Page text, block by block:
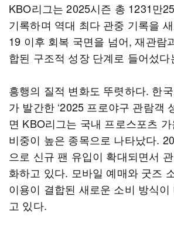
KBO리그는 2025시즌 총 1231만
기록하며 역대 최다 관중 기록을
19 이후 회복 국면을 넘어, 재관람
합된 구조적 성장 단계로 들어섰다
흥행의 질적 변화도 뚜렷하다. 한
가 발간한 ‘2025 프로야구 관람객
면 KBO리그는 국내 프로스포츠
비중이 높은 종목으로 나타났다.
으로 신규 팬 유입이 확대되면서
화하고 있다. 모바일 예매와 굿즈
이용이 결합된 새로운 소비 방식
고 있다.